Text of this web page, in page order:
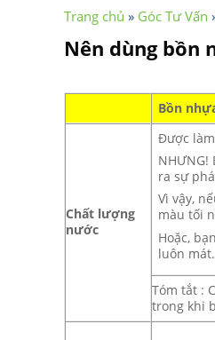
Trang chủ » Góc Tư Vấn
Nên dùng bồn
Bồn
Chất lượng
nước
Được
ra sự
Vì vậy,
màu tối
Hoặc,
luôn mát.
Tóm tắt :
trong khi